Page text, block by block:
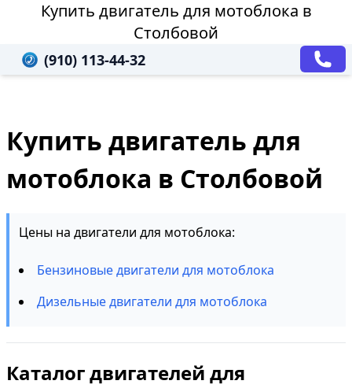
Купить двигатель для мотоблока в
Столбовой
(910) 113-44-32
Купить двигатель для
мотоблока в Столбовой
Цены на двигатели для мотоблока:
Бензиновые двигатели для мотоблока
Дизельные двигатели для мотоблока
Каталог двигателей для